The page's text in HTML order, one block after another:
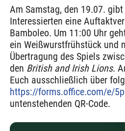
Am Samstag, den 19.07.
Interessierten eine
Bamboleo. Um 11:00 Uhr
ein Weißwurstfrühstück und
Übertragung des Spiels
den British and Irish Lions.
Euch ausschließlich über
https://forms.office.com/e/
untenstehenden QR-Code.